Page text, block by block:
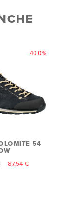
-40.0%
54
87,54 €